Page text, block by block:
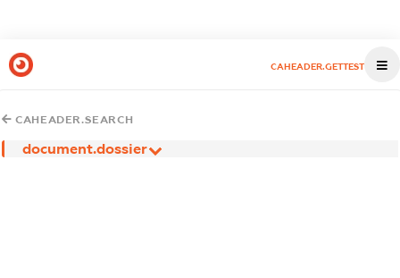
CAHEADER.GETTEST
CAHEADER.SEARCH
document.dossier